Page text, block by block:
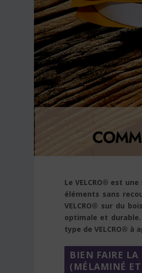
Le VELCRO® est
éléments sans
VELCRO® sur du
optimale et
type de VELCRO® à
BIEN FAIRE LA
(MÉLAMINÉ